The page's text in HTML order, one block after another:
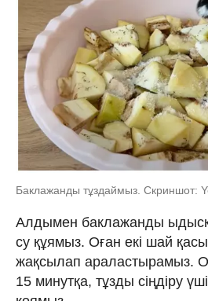
Баклажанды тұздаймыз. Скриншот:
Алдымен баклажанды
су құямыз. Оған екі шай
жақсылап араластырамыз.
15 минутқа, тұзды сіңдіру